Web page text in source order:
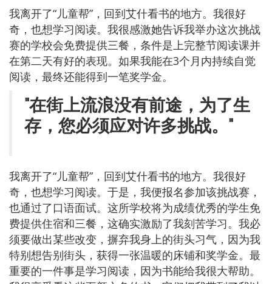
我离开了“儿童帮”，回到艾什看书的地方。我很好
奇，也想学习阅读。我很感激她告诉我举办这次挑战
赛的学校会免费提供三餐，条件是上完整节阅读课并
在第二天有好的表现。如果我能在3个月内持续自觉
阅读，最终还能得到一笔奖学金。
"在街上流浪没有前途，为了生
存，您必须应对许多挑战。"
我离开了“儿童帮”，回到艾什看书的地方。我很好
奇，也想学习阅读。于是，我便报名参加该挑战赛，
也通过了口语面试。这所学校将为成绩优秀的学生免
费提供住宿和三餐，这确实激励了我刻苦学习。我必
须要做出某些改变，摒弃我身上的街头习气，因为我
特别想告别街头，获得一张温暖的床铺和奖学金。最
重要的一件事是学习阅读，因为书能给我很大帮助。